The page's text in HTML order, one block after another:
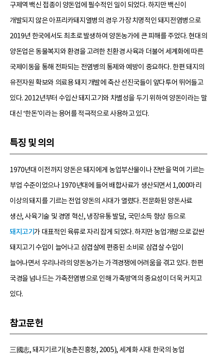
구제역 백신 접종이 양돈업에 필수적인 일이 되었다. 하지만 백신이
개발되지 않은 아프리카돼지열병의 경우 가장 치명적인 돼지전염병으로
2019년 한국에서도 최초로 발생하여 양돈농가에 큰 피해를 주었다. 현대의
양돈업은 동물복지와 환경을 고려한 친환경 사육과 더불어 세계화에 따른
국제이동을 통해 전파되는 전염병의 통제와 예방이 중요하다. 한편 돼지의
유전자원 확보와 의료용 돼지 개발에 축산 선진국들이 앞다투어 뛰어들고
있다. 2012년부터 수입산 돼지고기와 차별성을 두기 위하여 양돈이라는 말
대신 ‘한돈’이라는 용어를 적극적으로 사용하고 있다.
특징 및 의의
1970년대 이전까지 양돈은 돼지에게 농업부산물이나 잔반을 먹여 기르는
부업 수준이었으나 1970년대에 들어 배합사료가 생산되면서 1,000마리
이상의 돼지를 기르는 전업 양돈의 시대가 열렸다. 전문화된 양돈사료
생산, 사육기술 및 경영 혁신, 냉장유통 발달, 국민소득 향상 등으로
돼지고기가 대표적인 육류로 자리 잡게 되었다. 하지만 농업개방으로 값싼
돼지고기 수입이 늘어나고 삼겹살에 편중된 소비로 삼겹살 수입이
늘어나면서 우리나라의 양돈농가는 가격경쟁에 어려움을 겪고 있다. 한편
국경을 넘나드는 가축전염병으로 인해 가축방역의 중요성이 더욱 커지고
있다.
참고문헌
三國志, 돼지기르기(농촌진흥청, 2005), 세계화 시대 한국의 농업